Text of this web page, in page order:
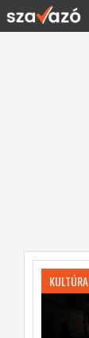
KULTÚRA